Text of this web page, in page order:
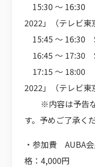
15:30 ～ 16:30
2022」（テレビ東
15:45 ～ 16:30
16:45 ～ 17:30
17:15 ～ 18:00
2022」（テレビ東
※内容は予告な
す。予めご了承く
・参加費 AUBA
格：4,000円